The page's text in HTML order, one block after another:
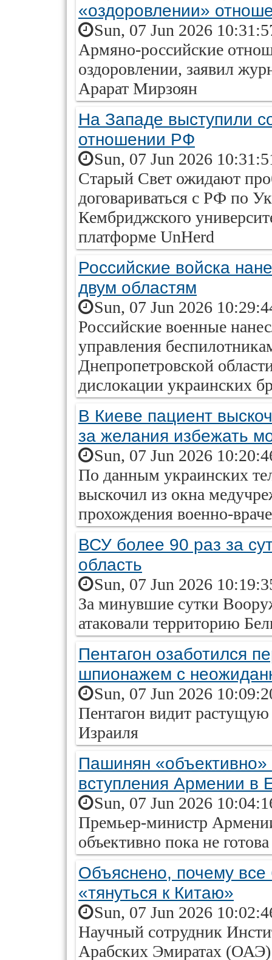
«оздоровлении»
Sun, 07 Jun 2026
Армяно-российские
оздоровлении, заявил
Арарат Мирзоян
На Западе выступили
отношении РФ
Sun, 07 Jun 2026
Старый Свет ожидают
договариваться с РФ по
Кембриджского
платформе UnHerd
Российские войска
двум областям
Sun, 07 Jun 2026
Российские военные
управления
Днепропетровской
дислокации украинских
В Киеве пациент
за желания избежать
Sun, 07 Jun 2026
По данным украинских
выскочил из окна
прохождения военно-
ВСУ более 90 раз за
область
Sun, 07 Jun 2026
За минувшие сутки
атаковали территорию
Пентагон озаботился
шпионажем с
Sun, 07 Jun 2026
Пентагон видит
Израиля
Пашинян «объективно»
вступления Армении в
Sun, 07 Jun 2026
Премьер-министр
объективно пока не
Объяснено, почему
«тянуться к Китаю»
Sun, 07 Jun 2026
Научный сотрудник
Арабских Эмиратах